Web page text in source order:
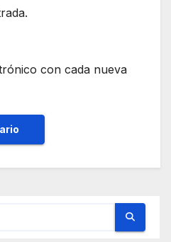
con cada nueva